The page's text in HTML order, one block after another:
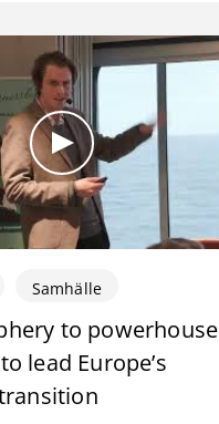
Samhälle
to powerhouse
lead Europe’s